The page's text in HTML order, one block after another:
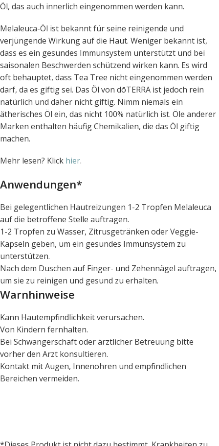
Öl, das auch innerlich eingenommen werden kann.
Melaleuca-Öl ist bekannt für seine reinigende und
verjüngende Wirkung auf die Haut. Weniger bekannt ist,
dass es ein gesundes Immunsystem unterstützt und bei
saisonalen Beschwerden schützend wirken kann. Es wird
oft behauptet, dass Tea Tree nicht eingenommen werden
darf, da es giftig sei. Das Öl von dōTERRA ist jedoch rein
natürlich und daher nicht giftig. Nimm niemals ein
ätherisches Öl ein, das nicht 100% natürlich ist. Öle anderer
Marken enthalten häufig Chemikalien, die das Öl giftig
machen.
Mehr lesen? Klick hier.
Anwendungen*
Bei gelegentlichen Hautreizungen 1-2 Tropfen Melaleuca
auf die betroffene Stelle auftragen.
1-2 Tropfen zu Wasser, Zitrusgetränken oder Veggie-
Kapseln geben, um ein gesundes Immunsystem zu
unterstützen.
Nach dem Duschen auf Finger- und Zehennägel auftragen,
um sie zu reinigen und gesund zu erhalten.
Warnhinweise
Kann Hautempfindlichkeit verursachen.
Von Kindern fernhalten.
Bei Schwangerschaft oder ärztlicher Betreuung bitte
vorher den Arzt konsultieren.
Kontakt mit Augen, Innenohren und empfindlichen
Bereichen vermeiden.